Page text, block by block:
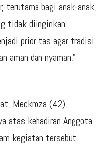
terutama bagi anak-anak,
tidak diinginkan.
prioritas agar tradisi
aman dan nyaman,”
Meckroza (42),
atas kehadiran Anggota
kegiatan tersebut.